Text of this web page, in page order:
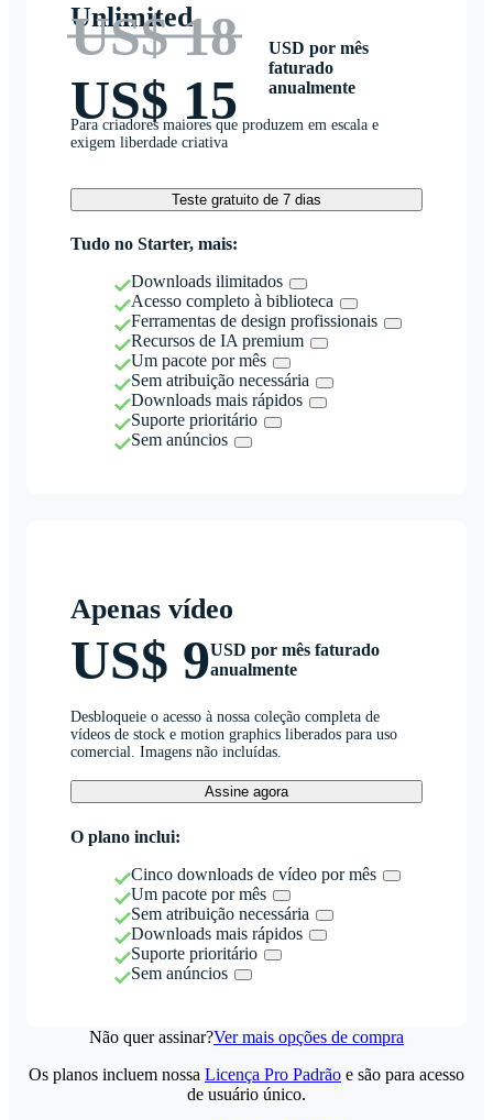
Unlimited
US$ 18
US$ 15
USD por mês
faturado
anualmente
Para criadores maiores que produzem em escala e
exigem liberdade criativa
Teste gratuito de 7 dias
Tudo no Starter, mais:
Downloads ilimitados
Acesso completo à biblioteca
Ferramentas de design profissionais
Recursos de IA premium
Um pacote por mês
Sem atribuição necessária
Downloads mais rápidos
Suporte prioritário
Sem anúncios
Apenas vídeo
US$ 9USD por mês faturado
anualmente
Desbloqueie o acesso à nossa coleção completa de
vídeos de stock e motion graphics liberados para uso
comercial. Imagens não incluídas.
Assine agora
O plano inclui:
Cinco downloads de vídeo por mês
Um pacote por mês
Sem atribuição necessária
Downloads mais rápidos
Suporte prioritário
Sem anúncios
Não quer assinar?Ver mais opções de compra
Os planos incluem nossa Licença Pro Padrão e são para acesso
de usuário único.